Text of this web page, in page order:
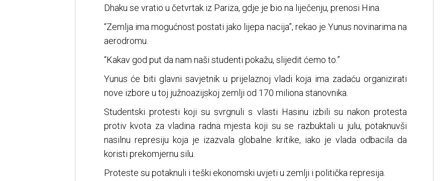
Dhaku se vratio u četvrtak iz Pariza, gdje je bio na liječenju, prenosi Hina.
“Zemlja ima mogućnost postati jako lijepa nacija”, rekao je Yunus novinarima na
aerodromu.
“Kakav god put da nam naši studenti pokažu, slijedit ćemo to.”
Yunus će biti glavni savjetnik u prijelaznoj vladi koja ima zadaću organizirati
nove izbore u toj južnoazijskoj zemlji od 170 miliona stanovnika.
Studentski protesti koji su svrgnuli s vlasti Hasinu izbili su nakon protesta
protiv kvota za vladina radna mjesta koji su se razbuktali u julu, potaknuvši
nasilnu represiju koja je izazvala globalne kritike, iako je vlada odbacila da
koristi prekomjernu silu.
Proteste su potaknuli i teški ekonomski uvjeti u zemlji i politička represija.